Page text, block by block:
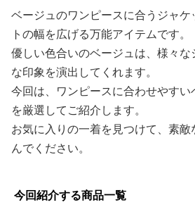
ベージュのワンピースに合うジャ
トの幅を広げる万能アイテムです。
優しい色合いのベージュは、様々
な印象を演出してくれます。
今回は、ワンピースに合わせやすい
を厳選してご紹介します。
お気に入りの一着を見つけて、素
んでください。
今回紹介する商品一覧